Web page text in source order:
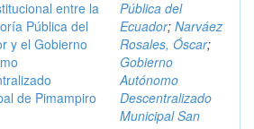
entre la
Pública del
y el Gobierno
de Pimampiro
Pública del
Ecuador; Narváez
Rosales, Óscar;
Gobierno
Autónomo
Descentralizado
Municipal San